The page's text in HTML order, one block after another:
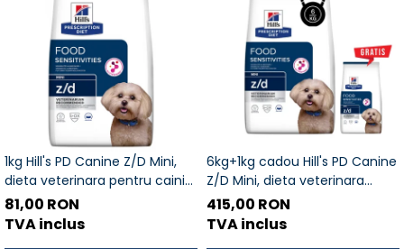
1kg Hill's PD Canine Z/D Mini,
dieta veterinara pentru caini
cu probleme dermatologice
81,00 RON
TVA inclus
6kg+1kg cadou Hill's PD Canine
Z/D Mini, dieta veterinara
pentru caini cu probleme
dermatologice
415,00 RON
TVA inclus